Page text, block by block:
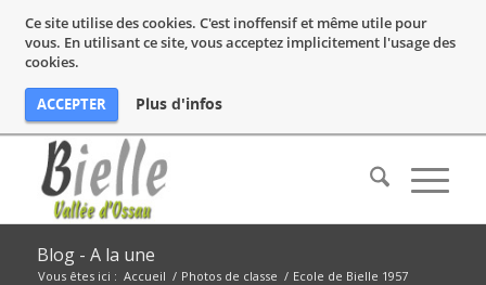
Ce site utilise des cookies. C'est inoffensif et même utile pour
vous. En utilisant ce site, vous acceptez implicitement l'usage des
cookies.
ACCEPTER Plus d'infos
Blog - A la une
Vous êtes ici : Accueil / Photos de classe / Ecole de Bielle 1957